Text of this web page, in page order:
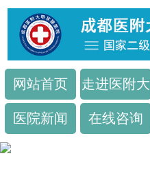
网站首页 走进医附大
医院新闻 在线咨询